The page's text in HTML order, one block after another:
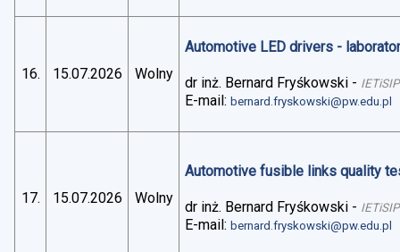
16. 15.07.2026 Wolny
Automotive LED drivers -
dr inż. Bernard Fryśkowski - IETiSIP
E-mail:bernard.fryskowski@pw.edu.pl
17. 15.07.2026 Wolny
Automotive fusible links quality
dr inż. Bernard Fryśkowski - IETiSIP
E-mail:bernard.fryskowski@pw.edu.pl